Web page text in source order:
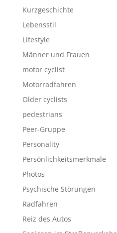
Kurzgeschichte
Lebensstil
Lifestyle
Männer und Frauen
motor cyclist
Motorradfahren
Older cyclists
pedestrians
Peer-Gruppe
Personality
Persönlichkeitsmerkmale
Photos
Psychische Störungen
Radfahren
Reiz des Autos